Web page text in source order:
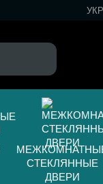
УКР
СТЕКЛЯННЫЕ
ДВЕРИ